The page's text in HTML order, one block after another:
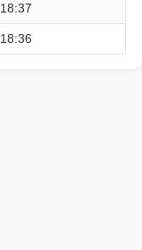
18:37
18:36